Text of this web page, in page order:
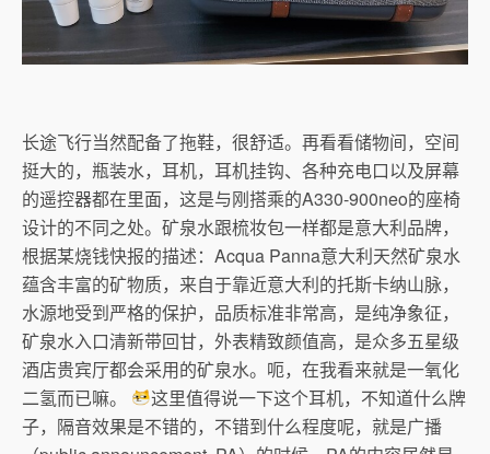
长途飞行当然配备了拖鞋，很舒适。再看看储物间，空间
挺大的，瓶装水，耳机，耳机挂钩、各种充电口以及屏幕
的遥控器都在里面，这是与刚搭乘的A330-900neo的座椅
设计的不同之处。矿泉水跟梳妆包一样都是意大利品牌，
根据某烧钱快报的描述：Acqua Panna意大利天然矿泉水
蕴含丰富的矿物质，来自于靠近意大利的托斯卡纳山脉，
水源地受到严格的保护，品质标准非常高，是纯净象征，
矿泉水入口清新带回甘，外表精致颜值高，是众多五星级
酒店贵宾厅都会采用的矿泉水。呃，在我看来就是一氧化
二氢而已嘛。
这里值得说一下这个耳机，不知道什么牌
子，隔音效果是不错的，不错到什么程度呢，就是广播